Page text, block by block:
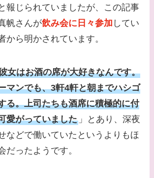
報じられていましたが、この記事
帆さんが飲み会に日々参加 してい
から明かされています。
女はお酒の席が大好きなんです。
マンでも、3軒4軒と朝までハシゴ
る。上司たちも酒席に積極的に付
愛がっていました 」とあり、深夜
などで働いていたというよりもほ
だったようです。